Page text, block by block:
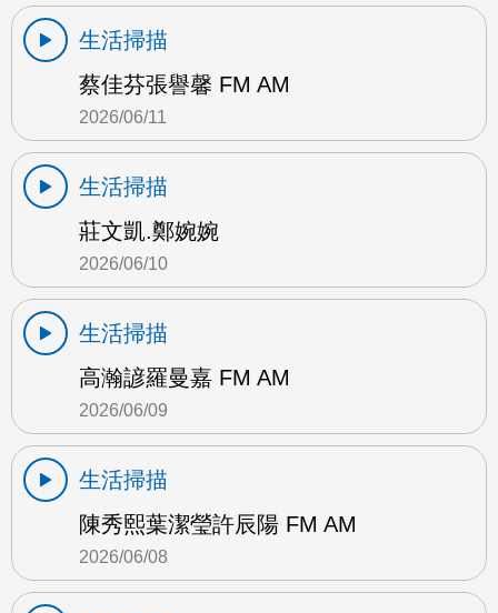
生活掃描
蔡佳芬張譽馨 FM AM
2026/06/11
生活掃描
莊文凱.鄭婉婉
2026/06/10
生活掃描
高瀚諺羅曼嘉 FM AM
2026/06/09
生活掃描
陳秀熙葉潔瑩許辰陽 FM AM
2026/06/08